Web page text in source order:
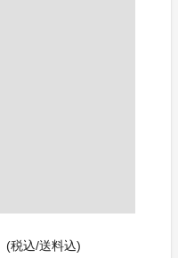
(税込/送料込)